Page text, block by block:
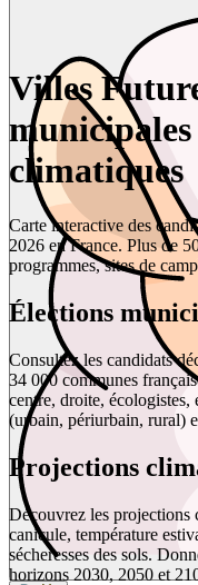
Villes
climatiques
Carte interactive des
2026 en France. Plus de
programmes, sites de
Élections
Consultez les candidats
34 000 communes
centre, droite,
(urbain, périurbain, rural)
Projections
Découvrez les projections
canicule, température
sécheresses des sols.
horizons 2030, 2050 et